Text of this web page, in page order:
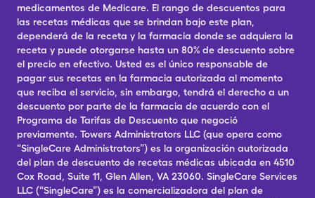
medicamentos de Medicare. El rango de descuentos para
las recetas médicas que se brindan bajo este plan,
dependerá de la receta y la farmacia donde se adquiera la
receta y puede otorgarse hasta un 80% de descuento sobre
el precio en efectivo. Usted es el único responsable de
pagar sus recetas en la farmacia autorizada al momento
que reciba el servicio, sin embargo, tendrá el derecho a un
descuento por parte de la farmacia de acuerdo con el
Programa de Tarifas de Descuento que negoció
previamente. Towers Administrators LLC (que opera como
“SingleCare Administrators”) es la organización autorizada
del plan de descuento de recetas médicas ubicada en 4510
Cox Road, Suite 11, Glen Allen, VA 23060. SingleCare Services
LLC (“SingleCare”) es la comercializadora del plan de